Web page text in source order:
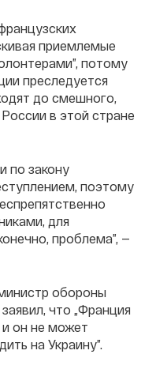
приемлемые
потому
преследуется
до смешного,
в этой стране
по закону
поэтому
для
проблема”, —
обороны
что „Франция
и он не может
на Украину”.